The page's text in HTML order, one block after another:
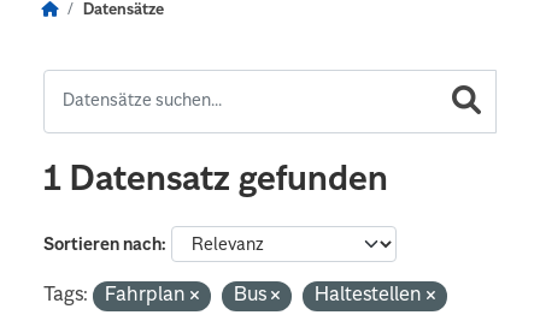
Datensätze
1 Datensatz gefunden
Sortieren nach
Tags: Fahrplan Bus
Haltestellen